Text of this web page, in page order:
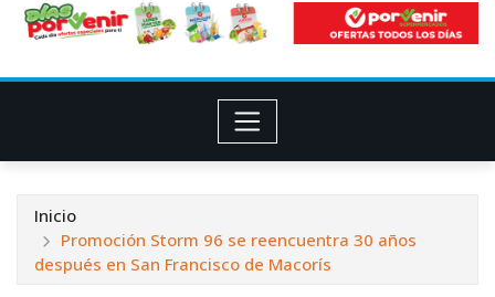
Inicio
Promoción Storm 96 se reencuentra 30 años
después en San Francisco de Macorís